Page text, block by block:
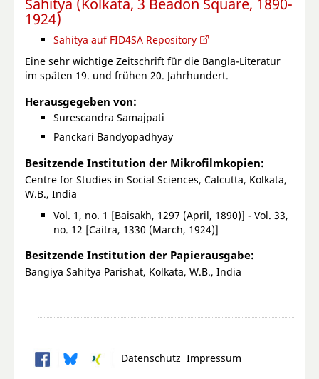
1924)
Sahitya auf FID4SA Repository
Eine sehr wichtige Zeitschrift für die Bangla-Literatur
im späten 19. und frühen 20. Jahrhundert.
Herausgegeben von:
Surescandra Samajpati
Panckari Bandyopadhyay
Besitzende Institution der Mikrofilmkopien:
Centre for Studies in Social Sciences, Calcutta, Kolkata,
W.B., India
Vol. 1, no. 1 [Baisakh, 1297 (April, 1890)] - Vol. 33,
no. 12 [Caitra, 1330 (March, 1924)]
Besitzende Institution der Papierausgabe:
Bangiya Sahitya Parishat, Kolkata, W.B., India
Datenschutz Impressum